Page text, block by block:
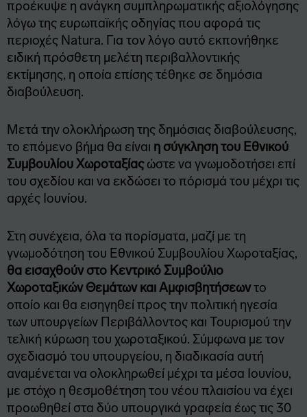
προέκυψε η ανάγκη συμπληρωματικής αξιολόγησης
λόγω της ευρωπαϊκής οδηγίας που αφορά τις
περιοχές Natura. Για τον λόγο αυτό εκπονήθηκε
ειδική πρόσθετη μελέτη περιβαλλοντικής
εκτίμησης, η οποία επίσης τέθηκε σε δημόσια
διαβούλευση.
Μετά την ολοκλήρωση της δημόσιας διαβούλευσης,
το επόμενο βήμα θα είναι η σύγκληση του Εθνικού
Συμβουλίου Χωροταξίαςώστε να γνωμοδοτήσει επί
του σχεδίου και να εκδώσει το πόρισμά του μέχρι τις
αρχές Ιουνίου.
Στη συνέχεια, όλα τα πορίσματα, μαζί με τη
γνωμοδότηση του Εθνικού Συμβουλίου Χωροταξίας,
θα εισαχθούν στο Κεντρικό Συμβούλιο
Χωροταξικών Θεμάτων και Αμφισβητήσεωντο
οποίο και θα εισηγηθεί προς την πολιτική ηγεσία
των υπουργείων Περιβάλλοντος και Τουρισμού την
τελική κύρωση του χωροταξικού. Σύμφωνα με τον
σχεδιασμό του υπουργείου, η διαδικασία αυτή
αναμένεται να ολοκληρωθεί μέχρι τα μέσα Ιουνίου,
με στόχο η θεσμοθέτηση του νέου πλαισίου να έχει
προωθηθεί στα δύο υπουργικά γραφεία έως τις 30